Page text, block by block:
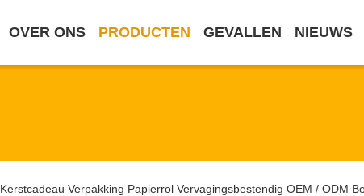
OVER ONS PRODUCTEN GEVALLEN NIEUWS
Kerstcadeau Verpakking Papierrol Vervagingsbestendig OEM / ODM